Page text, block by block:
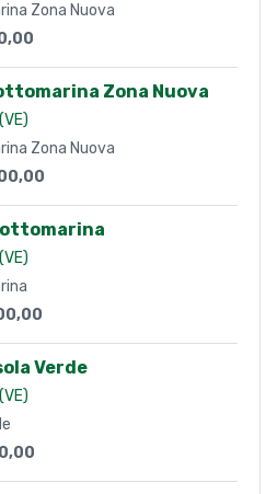
Zona Nuova
Zona Nuova
Zona Nuova
Verde